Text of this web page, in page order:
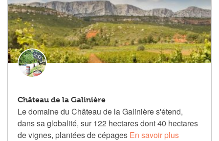
Château de la Galinière
Le domaine du Château de la Galinière s'étend,
dans sa globalité, sur 122 hectares dont 40 hectares
de vignes, plantées de cépages En savoir plus